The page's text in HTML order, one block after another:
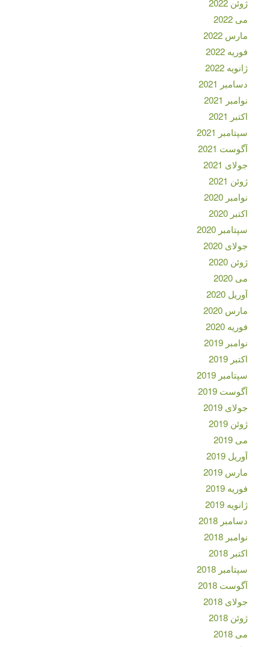
ژوئن 2022
می 2022
مارس 2022
فوریه 2022
ژانویه 2022
دسامبر 2021
نوامبر 2021
اکتبر 2021
سپتامبر 2021
آگوست 2021
جولای 2021
ژوئن 2021
نوامبر 2020
اکتبر 2020
سپتامبر 2020
جولای 2020
ژوئن 2020
می 2020
آوریل 2020
مارس 2020
فوریه 2020
نوامبر 2019
اکتبر 2019
سپتامبر 2019
آگوست 2019
جولای 2019
ژوئن 2019
می 2019
آوریل 2019
مارس 2019
فوریه 2019
ژانویه 2019
دسامبر 2018
نوامبر 2018
اکتبر 2018
سپتامبر 2018
آگوست 2018
جولای 2018
ژوئن 2018
می 2018